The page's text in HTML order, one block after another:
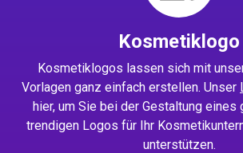
Kosmetiklogo
Kosmetiklogos lassen sich mit
Vorlagen ganz einfach erstellen. Unser
hier, um Sie bei der Gestaltung eines
trendigen Logos für Ihr
unterstützen.